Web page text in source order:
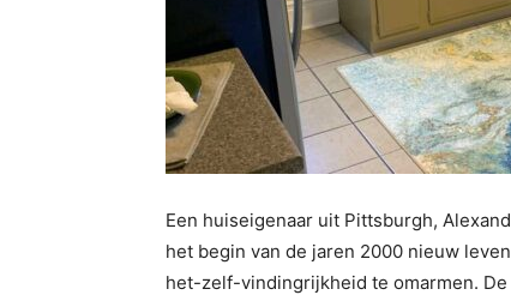
Een huiseigenaar uit Pittsburgh,
het begin van de jaren 2000 nieuw
het-zelf-vindingrijkheid te omarmen.